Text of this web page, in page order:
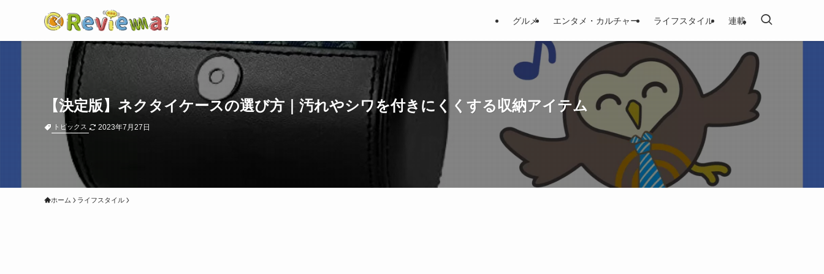
グルメ エンタメ・カルチャー ライフスタイル 連載
【決定版】ネクタイケースの選び方｜汚れやシワを付きにくくする収納アイテム
トピックス 2023年7月27日
ホーム ライフスタイル